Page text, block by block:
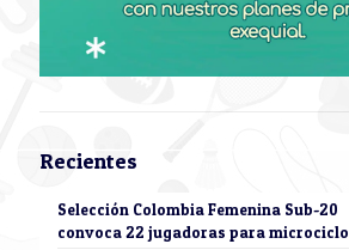
Recientes
Selección Colombia Femenina Sub-20
convoca 22 jugadoras para microciclo